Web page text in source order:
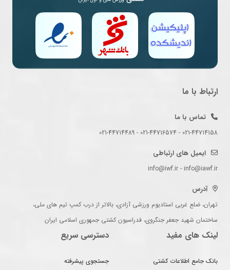
ارتباط با ما
تماس با ما
021-44714158 - 021-44716574 - 021-44714489
ایمیل های ارتباطی
info@iwf.ir - info@iawf.ir
آدرس
تهران، ضلع غربی استادیوم ورزشی آزادی، بالاتر از درب کمپ تیم های ملی،
ساختمان شهید جعفر جنگروی، فدراسیون کشتی جمهوری اسلامی ایران
لینک های مفید
بانک جامع اطلاعات کشتی
دسترسی سریع
جستجوی پیشرفته